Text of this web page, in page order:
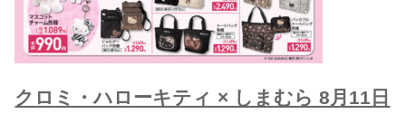
クロミ・ハローキティ × しまむら 8月11日